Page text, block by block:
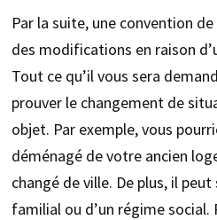
Par la suite, une convention
des modifications en raison
Tout ce qu’il vous sera
prouver le changement de
objet. Par exemple, vous
déménagé de votre ancien
changé de ville. De plus, il
familial ou d’un régime social.